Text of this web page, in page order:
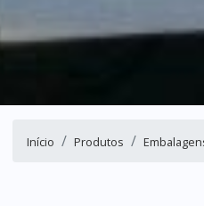
Início Produtos